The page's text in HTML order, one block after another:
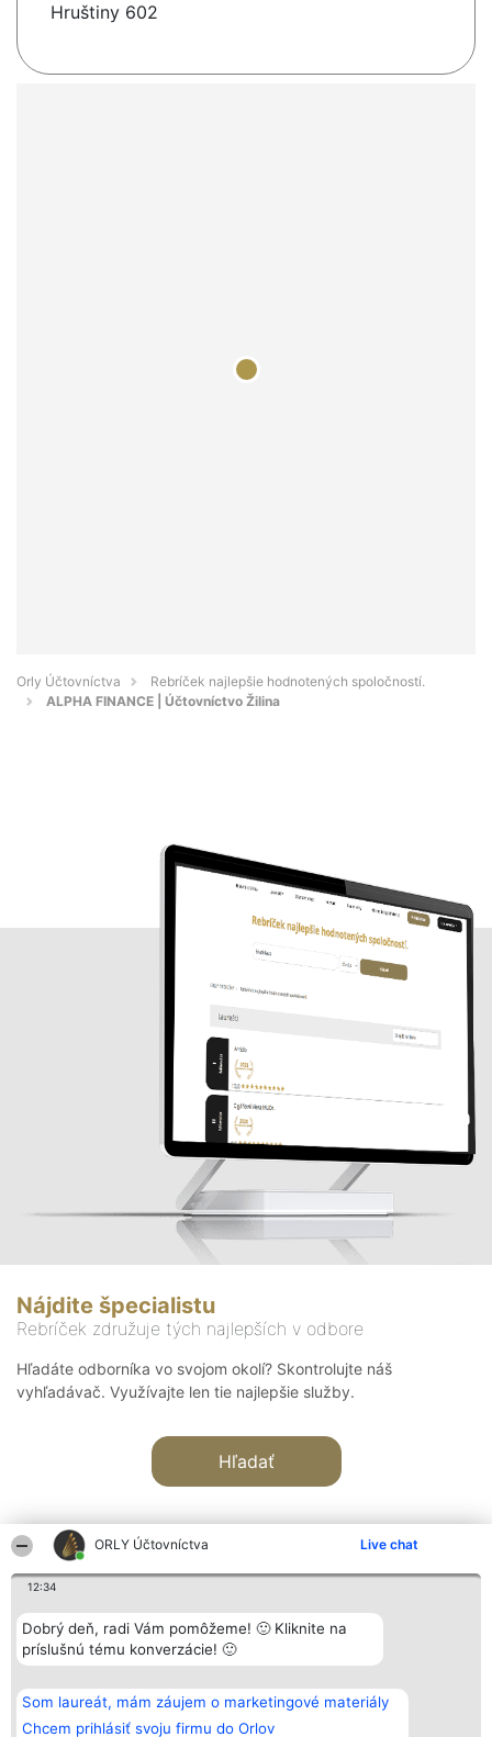
ORLY Účtovníctva Live chat
12:34
Dobrý deň, radi Vám pomôžeme! 🙂 Kliknite na
príslušnú tému konverzácie! 🙂
Som laureát, mám záujem o marketingové materiály
Chcem prihlásiť svoju firmu do Orlov
Hruštiny 602
Orly Účtovníctva
Rebríček najlepšie hodnotených spoločností.
ALPHA FINANCE | Účtovníctvo Žilina
Nájdite špecialistu
Rebríček združuje tých najlepších v odbore
Hľadáte odborníka vo svojom okolí? Skontrolujte náš
vyhľadávač. Využívajte len tie najlepšie služby.
Hľadať
Organizátor hodnotenia
Bright Side Solutions sp. z o.
o. sp. k.
Wrocław 50-079
KRS 0000749100 | Regon
381313360 | NIP 8943132676
Hodnotenie
Laureáti
Lista
Laureatów
Podmienky
Obchodné
Kontakt
Kontakt